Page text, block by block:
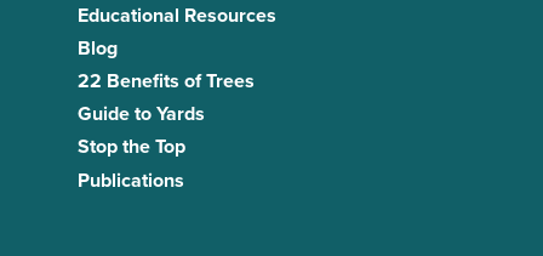
Educational Resources
Blog
22 Benefits of Trees
Guide to Yards
Stop the Top
Publications